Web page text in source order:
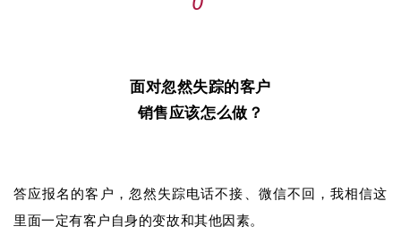
面对忽然失踪的客户
销售应该怎么做？
答应报名的客户，忽然失踪电话不接、微信不回，我相信这
里面一定有客户自身的变故和其他因素。